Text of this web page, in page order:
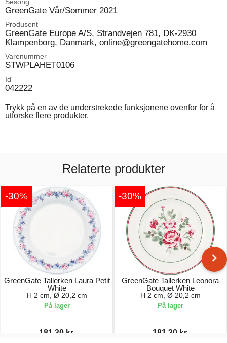
GreenGate Vår/Sommer 2021
Produsent
GreenGate Europe A/S, Strandvejen 781, DK-2930
Klampenborg, Danmark, online@greengatehome.com
Varenummer
STWPLAHET0106
Id
042222
Trykk på en av de understrekede funksjonene ovenfor for å
utforske flere produkter.
Relaterte produkter
-30%
GreenGate Tallerken Laura Petit
White
H 2 cm, Ø 20,2 cm
På lager
181,30 kr.
-30%
GreenGate Tallerken Leonora
Bouquet White
H 2 cm, Ø 20,2 cm
På lager
181,30 kr.